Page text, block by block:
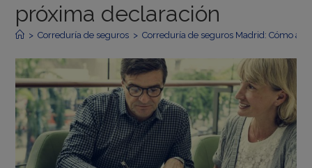
próxima declaración
> Correduría de seguros > Correduría de seguros Madrid: Cómo